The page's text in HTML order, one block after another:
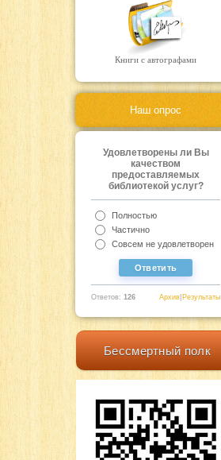
Книги с автографами
Наш опрос
Удовлетворены ли Вы
качеством
предоставляемых
библиотекой услуг?
Полностью
Частично
Совсем не удовлетворен
Ответов: 126 Результаты
Архив
Бессмертный полк